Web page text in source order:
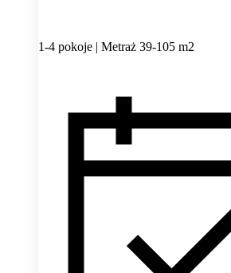
1-4 pokoje | Metraż 39-105 m2